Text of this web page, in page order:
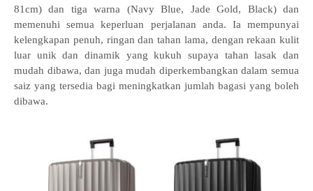
81cm) dan tiga warna (Navy Blue, Jade Gold, Black) dan
memenuhi semua keperluan perjalanan anda. Ia mempunyai
kelengkapan penuh, ringan dan tahan lama, dengan rekaan kulit
luar unik dan dinamik yang kukuh supaya tahan lasak dan
mudah dibawa, dan juga mudah diperkembangkan dalam semua
saiz yang tersedia bagi meningkatkan jumlah bagasi yang boleh
dibawa.